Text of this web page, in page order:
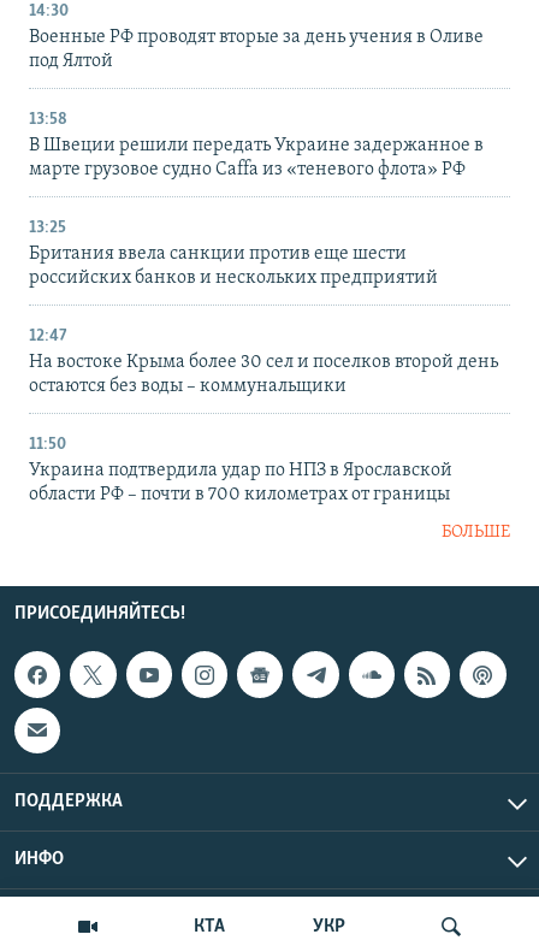
КТА УКР
14:30
Военные РФ проводят вторые за день учения в Оливе
под Ялтой
13:58
В Швеции решили передать Украине задержанное в
марте грузовое судно Caffa из «теневого флота» РФ
13:25
Британия ввела санкции против еще шести
российских банков и нескольких предприятий
12:47
На востоке Крыма более 30 сел и поселков второй день
остаются без воды – коммунальщики
11:50
Украина подтвердила удар по НПЗ в Ярославской
области РФ – почти в 700 километрах от границы
БОЛЬШЕ
ПРИСОЕДИНЯЙТЕСЬ!
ПОДДЕРЖКА
ИНФО
Copyright Крым.Реалии, 2026 | Все права защищены.
UTC+3